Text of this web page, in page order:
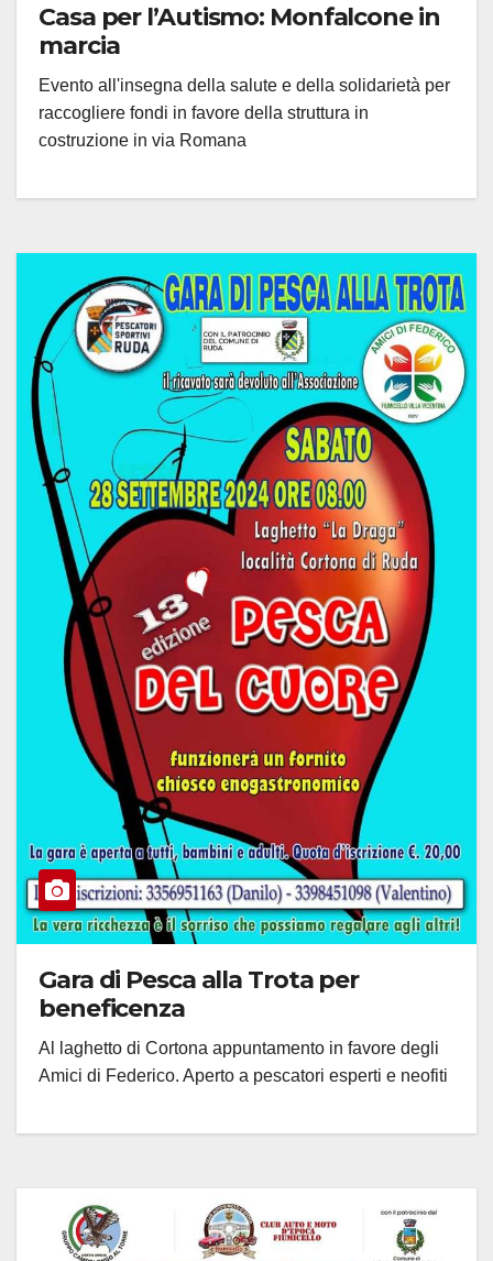
Casa per l’Autismo: Monfalcone in
marcia
Evento all'insegna della salute e della solidarietà per
raccogliere fondi in favore della struttura in
costruzione in via Romana
Gara di Pesca alla Trota per
beneficenza
Al laghetto di Cortona appuntamento in favore degli
Amici di Federico. Aperto a pescatori esperti e neofiti